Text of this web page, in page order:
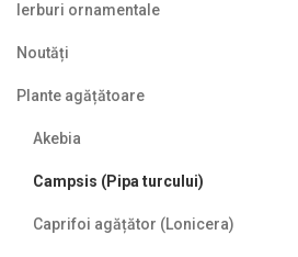
Ierburi ornamentale
Noutăți
Plante agățătoare
Akebia
Campsis (Pipa turcului)
Caprifoi agățător (Lonicera)